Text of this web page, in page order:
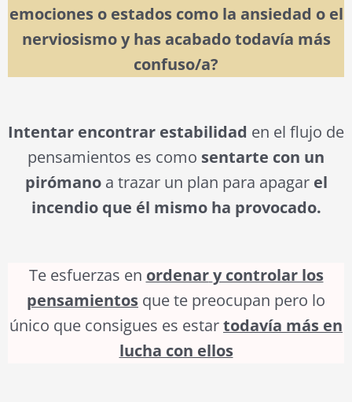
emociones o estados como la ansiedad o el
nerviosismo y has acabado todavía más
confuso/a?
Intentar encontrar estabilidad en el flujo de
pensamientos es como sentarte con un
pirómanoa trazar un plan para apagar el
incendio que él mismo ha provocado.
Te esfuerzas en ordenar y controlar los
pensamientos que te preocupan pero lo
único que consigues es estartodavía más en
lucha con ellos